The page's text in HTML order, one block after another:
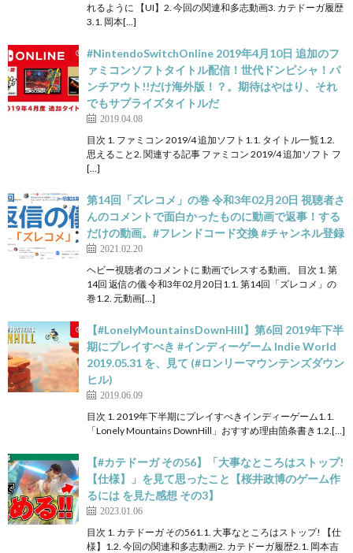
れるように 【UI】2. 今回の関連和多志動画3. カテドーガ履歴
3.1. 岡本[…]
#NintendoSwitchOnline 2019年4月10日 追加のフ
ァミコンソフトタイトル配信！世代ドンピシャ！パ
ンチアウト!!だけ海外版！？。期待はやはり、それ
でもサプライズタイトルだ
2019.04.08
目次 1. ファミコン 2019/4 追加ソフト1.1. タイトル一覧1.2.
思えること2. 関連する記事 ファミコン 2019/4 追加ソフト フ
[…]
第14回「ズレコメ」の巻 令和3年02月20日 視聴者さ
んのコメントで面白かったものに動画で返事！する
だけの動画。#フレンドコード交換 #チャンネル登録
2021.02.20
ヘビー視聴者のコメントに 動画でレスする動画。 目次 1. 第
14回 返信の儀 令和3年02月20日1.1. 第14回「ズレコメ」の
巻1.2. 元動画[…]
【#LonelyMountainsDownHill】第6回 2019年下半
期にプレイすべき #インディーゲーム Indie World
2019.05.31 を、見て (#ロンリーマウンテンズダウン
ヒル)
2019.06.09
目次 1. 2019年下半期にプレイすべきインディーゲーム1.1.
「Lonely Mountains DownHill」おすすめ理由箇条書き1.2.[…]
【#カテドーガ その56】「大事なところはストップ!
【仕様】」を見て思ったこと【桜井政博のゲーム作
るには を見た感想 その3】
2023.01.06
目次 1. カテドーガ その561.1. 大事なところはストップ! 【仕
様】1.2. 今回の関連和多志動画2. カテドーガ履歴2.1. 岡本吉